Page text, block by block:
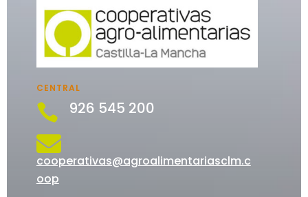
CENTRAL
 926 545 200

cooperativas@agroalimentariasclm.c
oop